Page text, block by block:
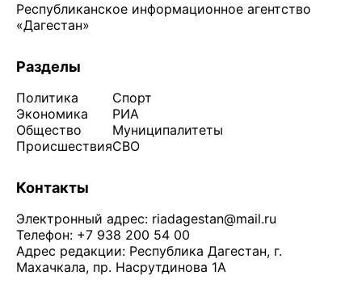
Республиканское информационное агентство
«Дагестан»
Разделы
Политика
Экономика
Общество
Происшествия
Спорт
РИА
Муниципалитеты
СВО
Контакты
Электронный адрес: riadagestan@mail.ru
Телефон: +7 938 200 54 00
Адрес редакции: Республика Дагестан, г.
Махачкала, пр. Насрутдинова 1А